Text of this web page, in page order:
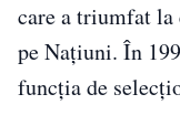
care a triumfat
pe Națiuni. În
funcția de